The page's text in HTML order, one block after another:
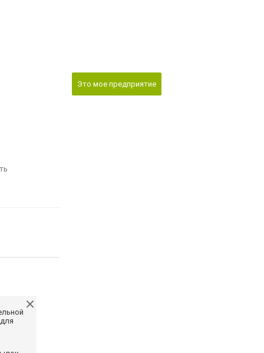
Это мое предприятие